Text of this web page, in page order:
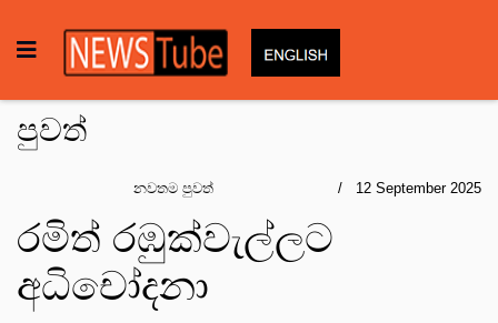
පුවත්
නවතම පුවත් 12 September 2025
රමිත් රඹුක්වැල්ලට
අධිචෝදනා